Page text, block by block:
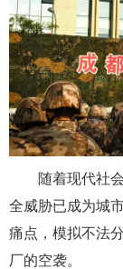
随着现代社
全威胁已成为城
痛点，模拟不法
厂的空袭。